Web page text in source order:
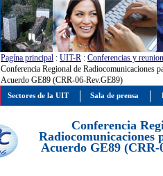
Pagína principal : UIT-R : Conferencias y
Conferencia Regional de Radiocomunicaciones
Acuerdo GE89 (CRR-06-Rev.GE89)
Conferencia
Radiocomunicaciones
Acuerdo GE89 (CRR-
Sectores de la UIT Sala de prensa